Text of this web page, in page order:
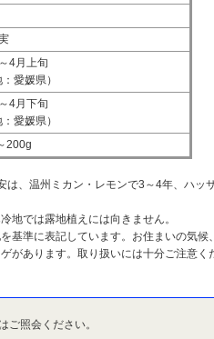
4月上旬
：愛媛県）
4月下旬
：愛媛県）
200g
は、温州ミカン・レモンで3～4年、ハッ
地では露地植えには向きません。
基準に表記しています。お住まいの気候
があります。取り扱いには十分ご注意く
照会ください。